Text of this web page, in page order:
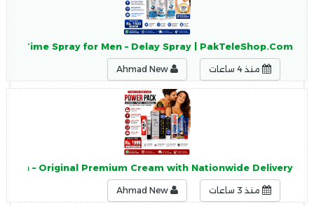
Time Spray for Men – Delay Spray | PakTeleShop.Com
منذ 4 ساعات
– Original Premium Cream with Nationwide Delivery
منذ 3 ساعات